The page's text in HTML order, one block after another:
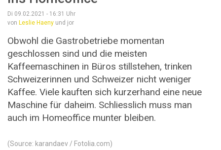
Di 09.02.2021 - 16:31 Uhr
von Leslie Haeny und jor
Obwohl die Gastrobetriebe momentan
geschlossen sind und die meisten
Kaffeemaschinen in Büros stillstehen, trinken
Schweizerinnen und Schweizer nicht weniger
Kaffee. Viele kauften sich kurzerhand eine neue
Maschine für daheim. Schliesslich muss man
auch im Homeoffice munter bleiben.
(Source: karandaev / Fotolia.com)